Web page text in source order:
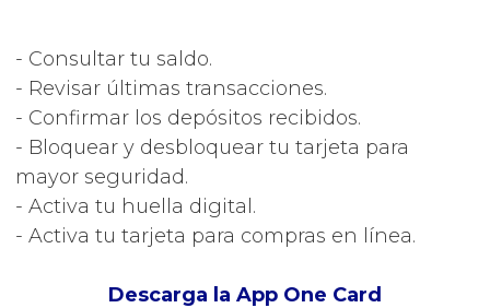
- Consultar tu saldo.
- Revisar últimas transacciones.
- Confirmar los depósitos recibidos.
- Bloquear y desbloquear tu tarjeta para
mayor seguridad.
- Activa tu huella digital.
- Activa tu tarjeta para compras en línea.
Descarga la App One Card